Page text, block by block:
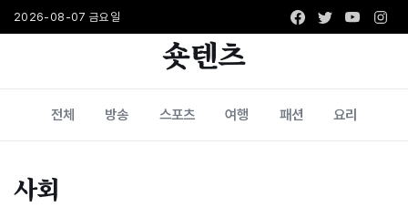
2026-08-07 금요일 Facebook
Twitter
숏텐츠
전체 방송 스포츠 여행 패션 요리
사회